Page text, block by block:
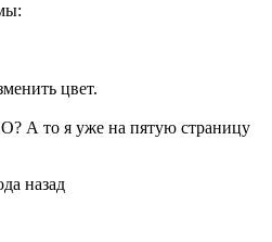
цвет.
А то я уже на пятую страницу
назад